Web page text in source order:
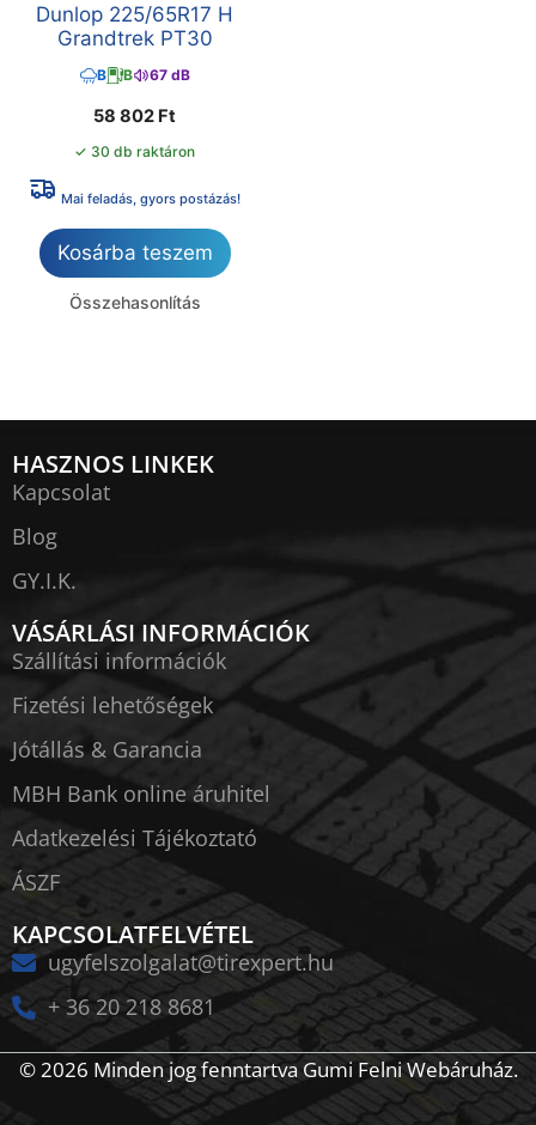
Dunlop 225/65R17 H
Grandtrek PT30
B B 67 dB
58 802 Ft
✓ 30 db raktáron
Mai feladás, gyors postázás!
Kosárba teszem
Összehasonlítás
HASZNOS LINKEK
Kapcsolat
Blog
GY.I.K.
VÁSÁRLÁSI INFORMÁCIÓK
Szállítási információk
Fizetési lehetőségek
Jótállás & Garancia
MBH Bank online áruhitel
Adatkezelési Tájékoztató
ÁSZF
KAPCSOLATFELVÉTEL
ugyfelszolgalat@tirexpert.hu
+ 36 20 218 8681
© 2026 Minden jog fenntartva Gumi Felni Webáruház.